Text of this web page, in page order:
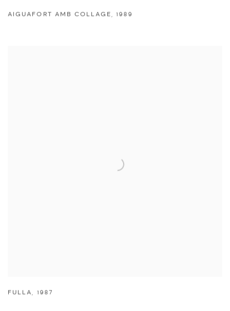
AIGUAFORT AMB COLLAGE, 1989
FULLA, 1987